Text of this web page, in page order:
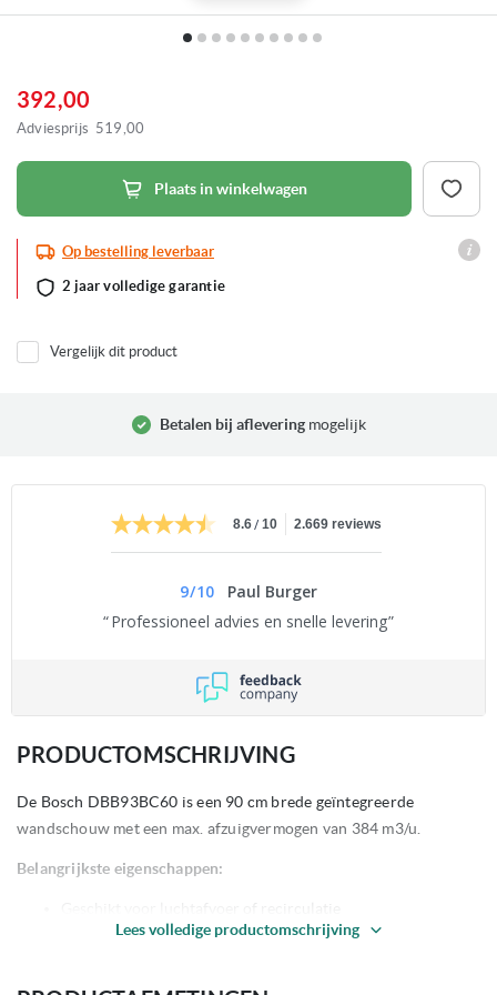
het
begin
van
afbeeldingen-
392,00
Adviesprijs 519,00
Plaats in winkelwagen
Op bestelling leverbaar
2 jaar volledige garantie
Vergelijk dit product
Betalen bij aflevering mogelijk
8.6/ 10 2.669 reviews
9/10
Paul Burger
Professioneel advies en snelle levering
PRODUCTOMSCHRIJVING
De Bosch DBB93BC60 is een 90 cm brede geïntegreerde
wandschouw met een max. afzuigvermogen van 384 m3/u.
Belangrijkste eigenschappen:
schaduwpoolmotor
elke zijde van de afzuigkap.
Lees volledige productomschrijving